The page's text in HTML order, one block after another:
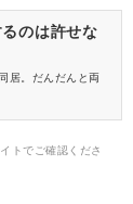
のは許せな
居。だんだんと両
トでご確認くださ